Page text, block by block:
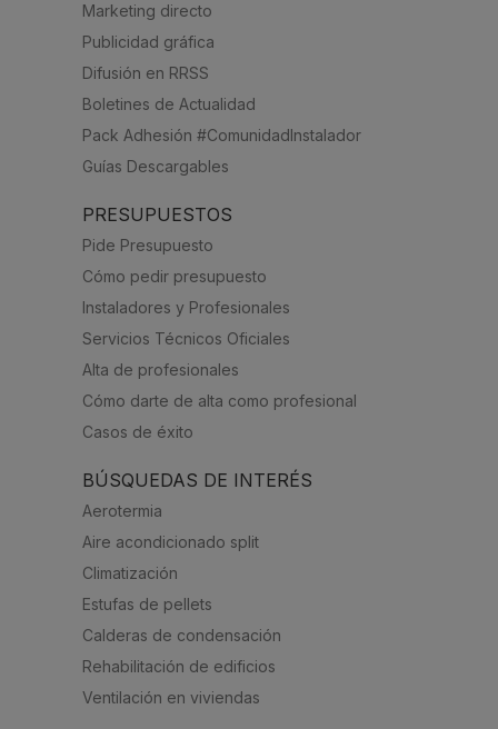
Marketing directo
Publicidad gráfica
Difusión en RRSS
Boletines de Actualidad
Pack Adhesión #ComunidadInstalador
Guías Descargables
PRESUPUESTOS
Pide Presupuesto
Cómo pedir presupuesto
Instaladores y Profesionales
Servicios Técnicos Oficiales
Alta de profesionales
Cómo darte de alta como profesional
Casos de éxito
BÚSQUEDAS DE INTERÉS
Aerotermia
Aire acondicionado split
Climatización
Estufas de pellets
Calderas de condensación
Rehabilitación de edificios
Ventilación en viviendas